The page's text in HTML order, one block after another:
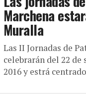
Marchena
Muralla
Las II Jornadas de
celebrarán del 22 de
2016 y estrá